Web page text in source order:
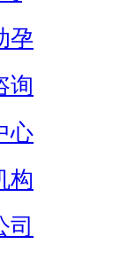
孕
询
心
构
司